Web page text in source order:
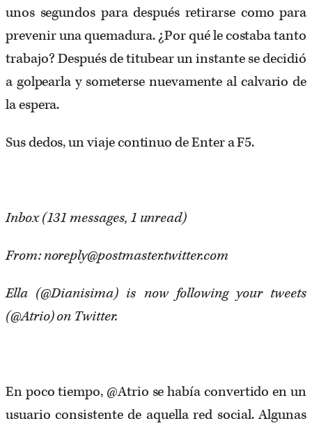
unos segundos para después retirarse como para
prevenir una quemadura. ¿Por qué le costaba tanto
trabajo? Después de titubear un instante se decidió
a golpearla y someterse nuevamente al calvario de
la espera.
Sus dedos, un viaje continuo deEnter a F5.
Inbox (131 messages, 1 unread)
From:noreply@postmaster.twitter.com
Ella (@Dianisima) is now following your tweets
(@Atrio) on Twitter.
En poco tiempo, @Atrio se había convertido en un
usuario consistente de aquella red social. Algunas